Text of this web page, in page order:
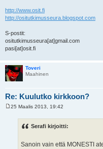
http://www.osit.fi
http://ositutkimusseura.blogspot.com
S-postit:
ositutkimusseura[at]gmail.com
pasi[at]osit.fi
Toveri
Maahinen
Re: Kuulutko kirkkoon?
25 Maalis 2013, 19:42
Serafi kirjoitti:
Sanoin vain että MONESTI